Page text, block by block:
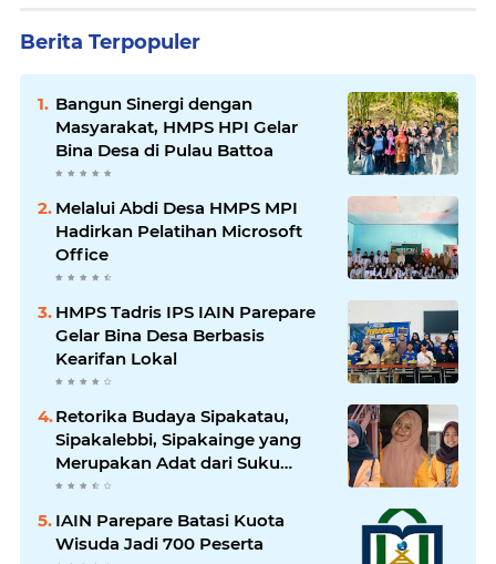
Berita Terpopuler
Bangun Sinergi dengan
Masyarakat, HMPS HPI Gelar
Bina Desa di Pulau Battoa
Melalui Abdi Desa HMPS MPI
Hadirkan Pelatihan Microsoft
Office
HMPS Tadris IPS IAIN Parepare
Gelar Bina Desa Berbasis
Kearifan Lokal
Retorika Budaya Sipakatau,
Sipakalebbi, Sipakainge yang
Merupakan Adat dari Suku
Bugis
IAIN Parepare Batasi Kuota
Wisuda Jadi 700 Peserta